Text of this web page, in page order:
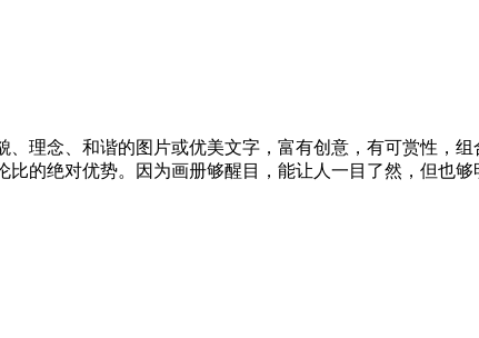
念、和谐的图片或优美文字，富有创意，有可赏性，
的绝对优势。因为画册够醒目，能让人一目了然，但也够